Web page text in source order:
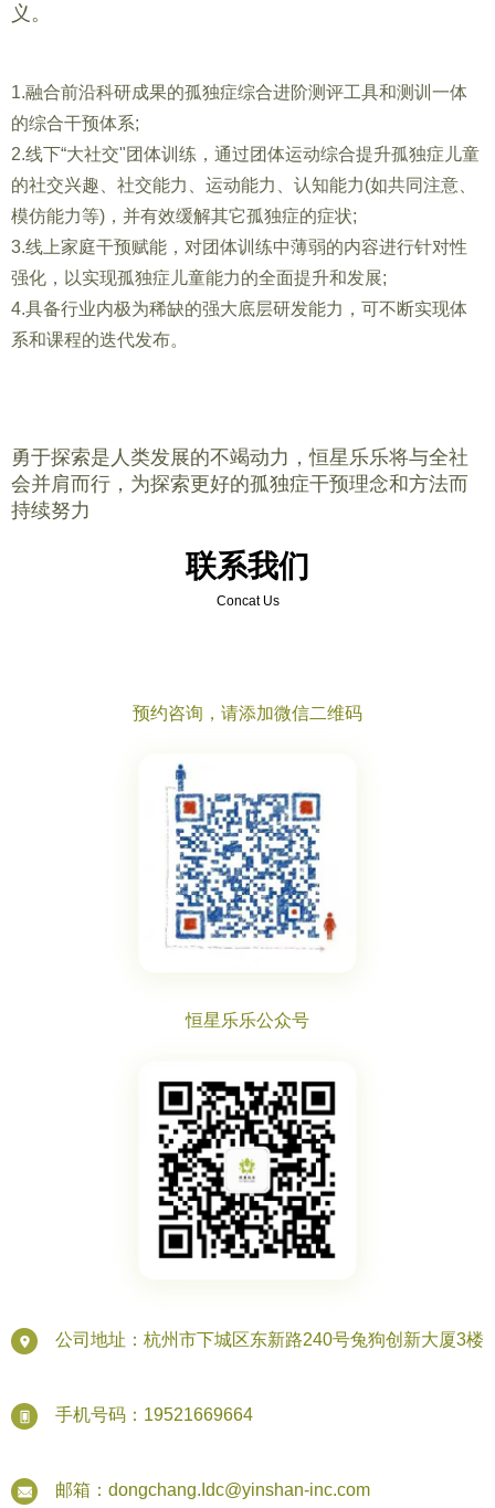
义。
1.融合前沿科研成果的孤独症综合进阶测评工具和测训一体
的综合干预体系;
2.线下“大社交"团体训练，通过团体运动综合提升孤独症儿童
的社交兴趣、社交能力、运动能力、认知能力(如共同注意、
模仿能力等)，并有效缓解其它孤独症的症状;
3.线上家庭干预赋能，对团体训练中薄弱的内容进行针对性
强化，以实现孤独症儿童能力的全面提升和发展;
4.具备行业内极为稀缺的强大底层研发能力，可不断实现体
系和课程的迭代发布。
勇于探索是人类发展的不竭动力，恒星乐乐将与全社
会并肩而行，为探索更好的孤独症干预理念和方法而
持续努力
联系我们
Concat Us
预约咨询，请添加微信二维码
恒星乐乐公众号
公司地址：杭州市下城区东新路240号兔狗创新大厦3楼
手机号码：19521669664
邮箱：dongchang.Idc@yinshan-inc.com